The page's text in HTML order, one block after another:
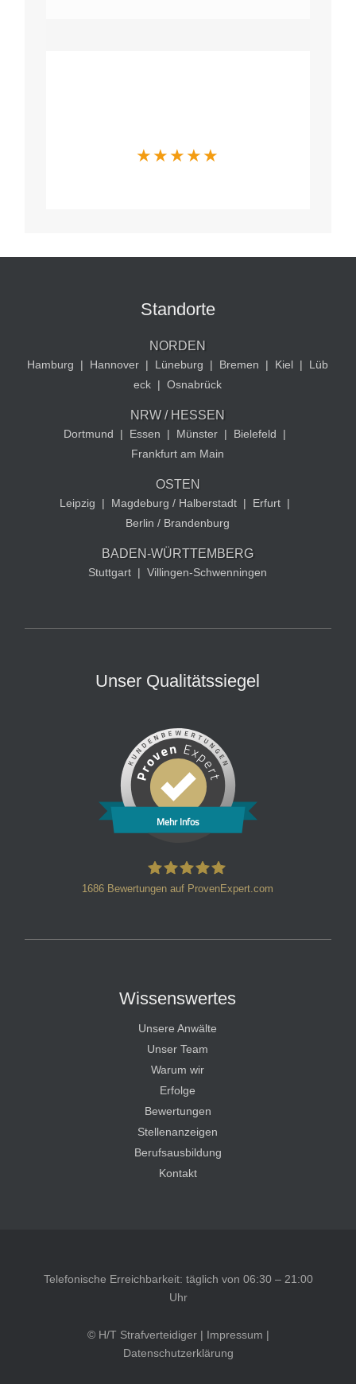
★★★★★
Standorte
NORDEN
Hamburg | Hannover | Lüneburg | Bremen | Kiel |
Lüb
eck | Osnabrück
NRW / HESSEN
Dortmund | Essen | Münster | Bielefeld
|
Frankfurt am Main
OSTEN
Leipzig | Magdeburg / Halberstadt | Erfurt |
Berlin / Brandenburg
BADEN-WÜRTTEMBERG
Stuttgart | Villingen-Schwenningen
Unser Qualitätssiegel
Mehr Infos
1686 Bewertungen auf ProvenExpert.com
Wissenswertes
Unsere Anwälte
Unser Team
Warum wir
Erfolge
Bewertungen
Stellenanzeigen
Berufsausbildung
Kontakt
Telefonische Erreichbarkeit: täglich von 06:30 – 21:00
Uhr
© H/T Strafverteidiger | Impressum |
Datenschutzerklärung